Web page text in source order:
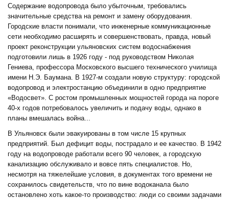
Содержание водопровода было убыточным, требовались
значительные средства на ремонт и замену оборудования.
Городские власти понимали, что инженерные коммуникационные
сети необходимо расширять и совершенствовать, правда, новый
проект реконструкции ульяновских систем водоснабжения
подготовили лишь в 1926 году - под руководством Николая
Гениева, профессора Московского высшего технического училища
имени Н.Э. Баумана. В 1927-м создали новую структуру: городской
водопровод и электростанцию объединили в одно предприятие
«Водосвет». С ростом промышленных мощностей города на пороге
40-х годов потребовалось увеличить и подачу воды, однако в
планы вмешалась война...
В Ульяновск были эвакуированы в том числе 15 крупных
предприятий. Был дефицит воды, пострадало и ее качество. В 1942
году на водопроводе работали всего 90 человек, а городскую
канализацию обслуживало и вовсе пять специалистов. Но,
несмотря на тяжелейшие условия, в документах того времени не
сохранилось свидетельств, что по вине водоканала было
остановлено хоть какое-то производство: люди со своими задачами